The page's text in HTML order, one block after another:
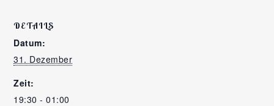
DETAILS
Datum:
31. Dezember
Zeit:
19:30 - 01:00